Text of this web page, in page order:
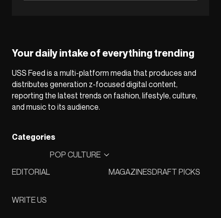
Your daily intake of everything trending
USS Feed is a multi-platform media that produces and
distributes generation z-focused digital content,
reporting the latest trends on fashion, lifestyle, culture,
and music to its audience.
Categories
EDITORIAL
POP CULTURE
MAGAZINESDRAFT PICKS
WRITE US